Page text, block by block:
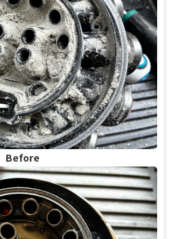
Before